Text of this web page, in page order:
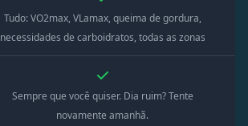
Tudo: VO2max, VLamax, queima de gordura,
necessidades de carboidratos, todas as zonas
Sempre que você quiser. Dia ruim? Tente
novamente amanhã.